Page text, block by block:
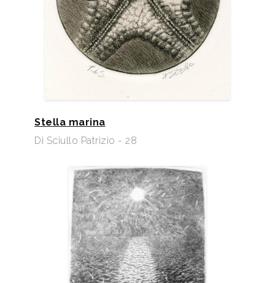
Stella marina
Di Sciullo Patrizio - 28